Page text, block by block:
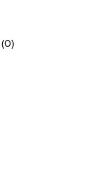
(0)